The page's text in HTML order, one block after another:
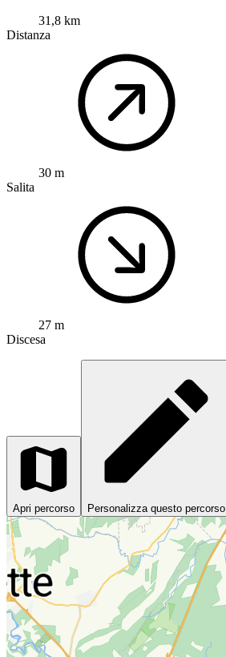
31,8 km
Distanza
30 m
Salita
27 m
Discesa
Apri percorso Personalizza questo percorso